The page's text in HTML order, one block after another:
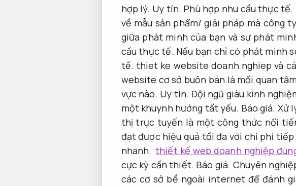
hợp lý. Uy tín. Phù hợp nhu cầu thực tế.
về mẫu sản phẩm/ giải pháp mà công
giữa phát minh của bạn và sự phát
cầu thực tế. Nếu bạn chỉ có phát minh
tế. thiet ke website doanh nghiep và
website cơ sở buôn bán là mối quan
vực nào. Uy tín. Đội ngũ giàu kinh
một khuynh hướng tất yếu. Báo giá. Xử
thị trực tuyến là một công thức nổi
đạt được hiệu quả tối đa với chi phí
nhanh. thiết kế web doanh nghiệp
cực kỳ cần thiết. Báo giá. Chuyên
các cơ sở bề ngoài internet để đánh